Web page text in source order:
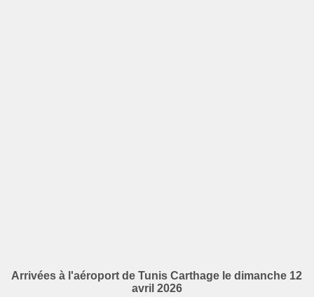
Arrivées à l'aéroport de Tunis Carthage le dimanche 12
avril 2026